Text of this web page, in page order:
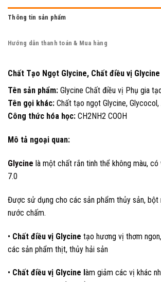
Thông tin sản phẩm
Hướng dẫn thanh toán & Mua hàng
Chất Tạo Ngọt Glycine, Chất điều vị Glycine
Tên sản phẩm: Glycine Chất điều vị Phụ gia
Tên gọi khác: Chất tạo ngọt Glycine,
Công thức hóa học: CH2NH2 COOH
Mô tả ngoại quan:
Glycine là một chất rắn tinh thể không màu,
7.0
Được sử dụng cho các sản phẩm thủy sản, bột
nước chấm.
• Chất điều vị Glycine tạo hương vị thơm
các sản phẩm thịt, thủy hải sản
• Chất điều vị Glycine àm giảm các vị khác